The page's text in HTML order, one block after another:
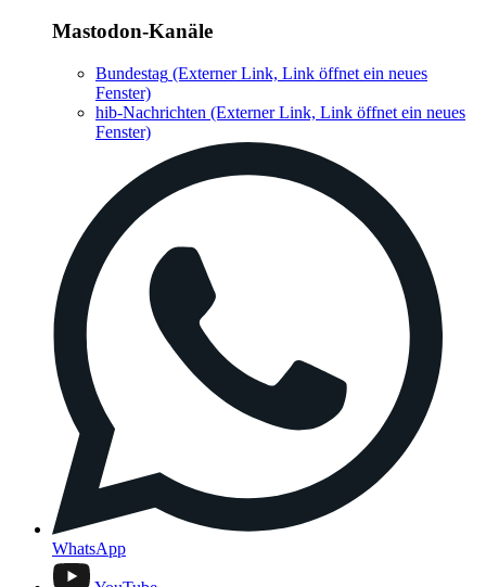
Mastodon-Kanäle
Bundestag (Externer Link, Link öffnet ein neues
Fenster)
hib-Nachrichten (Externer Link, Link öffnet ein neues
Fenster)
WhatsApp